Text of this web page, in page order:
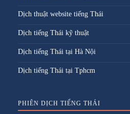
Dịch thuật website tiếng Thái
Dịch tiếng Thái kỹ thuật
Dịch tiếng Thái tại Hà Nội
Dịch tiếng Thái tại Tphcm
PHIÊN DỊCH TIẾNG THÁI